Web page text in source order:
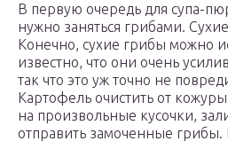
В первую очередь для супа-
нужно заняться грибами.
Конечно, сухие грибы можно
известно, что они очень
так что это уж точно не
Картофель очистить от
на произвольные кусочки,
отправить замоченные грибы.